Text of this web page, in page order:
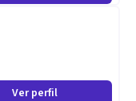
Ver perfil